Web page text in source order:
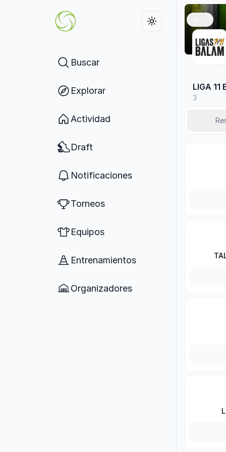
Buscar
Explorar
Actividad
Draft
Notificaciones
Torneos
Equipos
Entrenamientos
Organizadores
LIGA 11
3